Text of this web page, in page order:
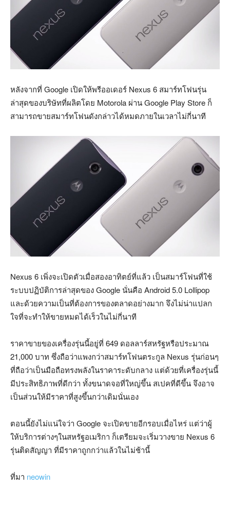
หลังจากที่ Google เปิดให้พรีออเดอร์ Nexus 6 สมาร์ทโฟนรุ่น
ล่าสุดของบริษัทที่ผลิตโดย Motorola ผ่าน Google Play Store ก็
สามารถขายสมาร์ทโฟนดังกล่าวได้หมดภายในเวลาไม่กี่นาที
Nexus 6 เพิ่งจะเปิดตัวเมื่อสองอาทิตย์ที่แล้ว เป็นสมาร์โฟนที่ใช้
ระบบปฏิบัติการล่าสุดของ Google นั่นคือ Android 5.0 Lollipop
และด้วยความเป็นที่ต้องการของตลาดอย่างมาก จึงไม่น่าแปลก
ใจที่จะทำให้ขายหมดได้เร็วในไม่กี่นาที
ราคาขายของเครื่องรุ่นนี้อยู่ที่ 649 ดอลลาร์สหรัฐหรือประมาณ
21,000 บาท ซึ่งถือว่าแพงกว่าสมาร์ทโฟนตระกูล Nexus รุ่นก่อนๆ
ที่ถือว่าเป็นมือถือทรงพลังในราคาระดับกลาง แต่ด้วยที่เครื่องรุ่นนี้
มีประสิทธิภาพที่ดีกว่า ทั้งขนาดจอที่ใหญ่ขึ้น สเปคที่ดีขึ้น จึงอาจ
เป็นส่วนให้มีราคาที่สูงขึ้นกว่าเดิมนั่นเอง
ตอนนี้ยังไม่แน่ใจว่า Google จะเปิดขายอีกรอบเมื่อไหร่ แต่ว่าผู้
ให้บริการต่างๆในสหรัฐอเมริกา ก็เตรียมจะเริ่มวางขาย Nexus 6
รุ่นติดสัญญา ที่มีราคาถูกกว่าแล้วในไม่ช้านี้
ที่มา neowin